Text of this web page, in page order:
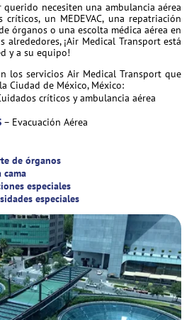
querido necesiten una ambulancia aérea
un MEDEVAC, una repatriación
órganos o una escolta médica aérea en
alrededores, ¡Air Medical Transport está
y a su equipo!
los servicios Air Medical Transport que
Ciudad de México, México:
críticos y ambulancia aérea
– Evacuación Aérea
de órganos
cama
especiales
especiales